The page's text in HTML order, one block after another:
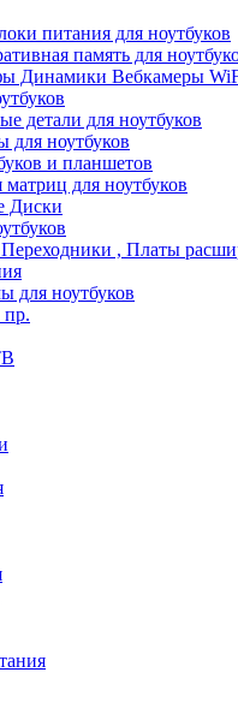
питания для ноутбуков
память для
Динамики Вебкамеры
детали для ноутбуков
для ноутбуков
и планшетов
для ноутбуков
Диски
, Платы
для ноутбуков
пр.